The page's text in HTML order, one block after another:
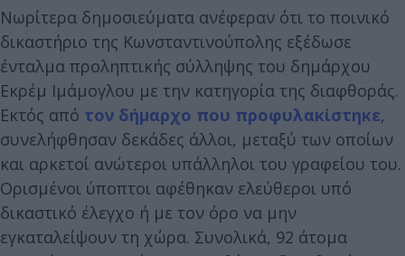
Νωρίτερα δημοσιεύματα ανέφεραν ότι το ποινικό
δικαστήριο της Κωνσταντινούπολης εξέδωσε
ένταλμα προληπτικής σύλληψης του δημάρχου
Εκρέμ Ιμάμογλου με την κατηγορία της διαφθοράς.
Εκτός από τον δήμαρχο που προφυλακίστηκε,
συνελήφθησαν δεκάδες άλλοι, μεταξύ των οποίων
και αρκετοί ανώτεροι υπάλληλοι του γραφείου του.
Ορισμένοι ύποπτοι αφέθηκαν ελεύθεροι υπό
δικαστικό έλεγχο ή με τον όρο να μην
εγκαταλείψουν τη χώρα. Συνολικά, 92 άτομα